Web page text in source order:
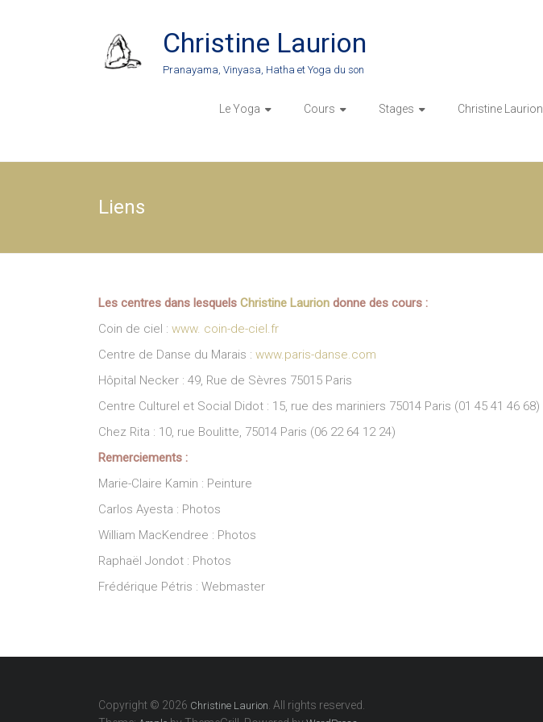
Christine Laurion
Pranayama, Vinyasa, Hatha et Yoga du son
Le Yoga Cours Stages Christine Laurion
Liens
Les centres dans lesquels Christine Laurion donne des cours :
Coin de ciel : www. coin-de-ciel.fr
Centre de Danse du Marais : www.paris-danse.com
Hôpital Necker : 49, Rue de Sèvres 75015 Paris
Centre Culturel et Social Didot : 15, rue des mariniers 75014 Paris (01 45 41 46 68)
Chez Rita : 10, rue Boulitte, 75014 Paris (06 22 64 12 24)
Remerciements :
Marie-Claire Kamin : Peinture
Carlos Ayesta : Photos
William MacKendree : Photos
Raphaël Jondot : Photos
Frédérique Pétris : Webmaster
Copyright © 2026 Christine Laurion . All rights reserved.